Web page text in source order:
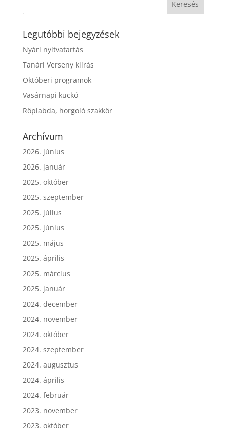
Legutóbbi bejegyzések
Nyári nyitvatartás
Tanári Verseny kiírás
Októberi programok
Vasárnapi kuckó
Röplabda, horgoló szakkör
Archívum
2026. június
2026. január
2025. október
2025. szeptember
2025. július
2025. június
2025. május
2025. április
2025. március
2025. január
2024. december
2024. november
2024. október
2024. szeptember
2024. augusztus
2024. április
2024. február
2023. november
2023. október